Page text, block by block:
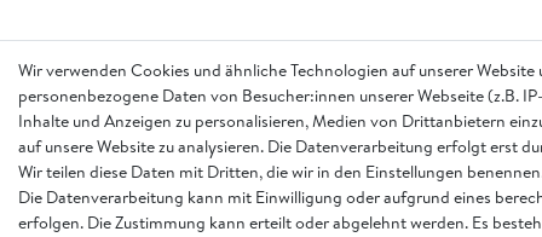
Wir verwenden Cookies und ähnliche Technologien auf unserer
personenbezogene Daten von Besucher:innen unserer Webseite (z.B.
Inhalte und Anzeigen zu personalisieren, Medien von Drittanbietern
auf unsere Website zu analysieren. Die Datenverarbeitung erfolgt erst
Wir teilen diese Daten mit Dritten, die wir in den Einstellungen
Die Datenverarbeitung kann mit Einwilligung oder aufgrund eines
erfolgen. Die Zustimmung kann erteilt oder abgelehnt werden. Es